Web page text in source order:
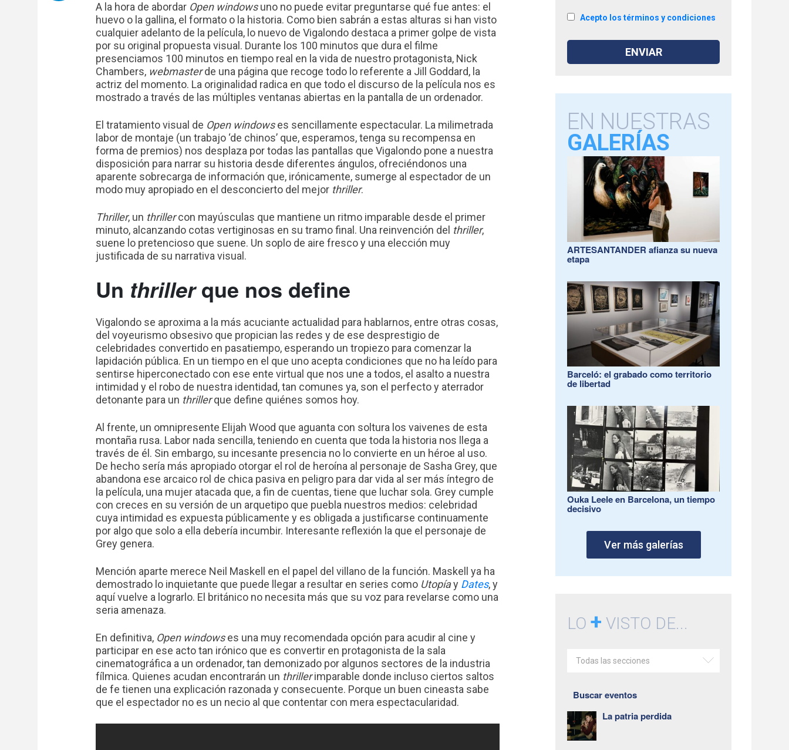
A la hora de abordar Open windowsuno no puede evitar preguntarse qué fue antes: el
huevo o la gallina, el formato o la historia. Como bien sabrán a estas alturas si han visto
cualquier adelanto de la película, lo nuevo de Vigalondo destaca a primer golpe de vista
por su original propuesta visual. Durante los 100 minutos que dura el filme
presenciamos 100 minutos en tiempo real en la vida de nuestro protagonista, Nick
Chambers, webmasterde una página que recoge todo lo referente a Jill Goddard, la
actriz del momento. La originalidad radica en que todo el discurso de la película nos es
mostrado a través de las múltiples ventanas abiertas en la pantalla de un ordenador.
El tratamiento visual de Open windowses sencillamente espectacular. La milimetrada
labor de montaje (un trabajo ‘de chinos’ que, esperamos, tenga su recompensa en
forma de premios) nos desplaza por todas las pantallas que Vigalondo pone a nuestra
disposición para narrar su historia desde diferentes ángulos, ofreciéndonos una
aparente sobrecarga de información que, irónicamente, sumerge al espectador de un
modo muy apropiado en el desconcierto del mejor thriller.
Thriller, un thrillercon mayúsculas que mantiene un ritmo imparable desde el primer
minuto, alcanzando cotas vertiginosas en su tramo final. Una reinvención del thriller,
suene lo pretencioso que suene. Un soplo de aire fresco y una elección muy
justificada de su narrativa visual.
Un thrillerque nos define
Vigalondo se aproxima a la más acuciante actualidad para hablarnos, entre otras cosas,
del voyeurismo obsesivo que propician las redes y de ese desprestigio de
celebridades convertido en pasatiempo, esperando un tropiezo para comenzar la
lapidación pública. En un tiempo en el que uno acepta condiciones que no ha leído para
sentirse hiperconectado con ese ente virtual que nos une a todos, el asalto a nuestra
intimidad y el robo de nuestra identidad, tan comunes ya, son el perfecto y aterrador
detonante para un thrillerque define quiénes somos hoy.
Al frente, un omnipresente Elijah Wood que aguanta con soltura los vaivenes de esta
montaña rusa. Labor nada sencilla, teniendo en cuenta que toda la historia nos llega a
través de él. Sin embargo, su incesante presencia no lo convierte en un héroe al uso.
De hecho sería más apropiado otorgar el rol de heroína al personaje de Sasha Grey, que
abandona ese arcaico rol de chica pasiva en peligro para dar vida al ser más íntegro de
la película, una mujer atacada que, a fin de cuentas, tiene que luchar sola. Grey cumple
con creces en su versión de un arquetipo que puebla nuestros medios: celebridad
cuya intimidad es expuesta públicamente y es obligada a justificarse continuamente
por algo que solo a ella debería incumbir. Interesante reflexión la que el personaje de
Grey genera.
Mención aparte merece Neil Maskell en el papel del villano de la función. Maskell ya ha
demostrado lo inquietante que puede llegar a resultar en series como Utopíay Dates, y
aquí vuelve a lograrlo. El británico no necesita más que su voz para revelarse como una
seria amenaza.
En definitiva, Open windowses una muy recomendada opción para acudir al cine y
participar en ese acto tan irónico que es convertir en protagonista de la sala
cinematográfica a un ordenador, tan demonizado por algunos sectores de la industria
fílmica. Quienes acudan encontrarán un thrillerimparable donde incluso ciertos saltos
de fe tienen una explicación razonada y consecuente. Porque un buen cineasta sabe
que el espectador no es un necio al que contentar con mera espectacularidad.
Acepto los términos y condiciones
EN NUESTRAS
GALERÍAS
ARTESANTANDER afianza su nueva
etapa
Barceló: el grabado como territorio
de libertad
Ouka Leele en Barcelona, un tiempo
decisivo
Ver más galerías
LO+ VISTO DE...
Todas las secciones
Buscar eventos
La patria perdida